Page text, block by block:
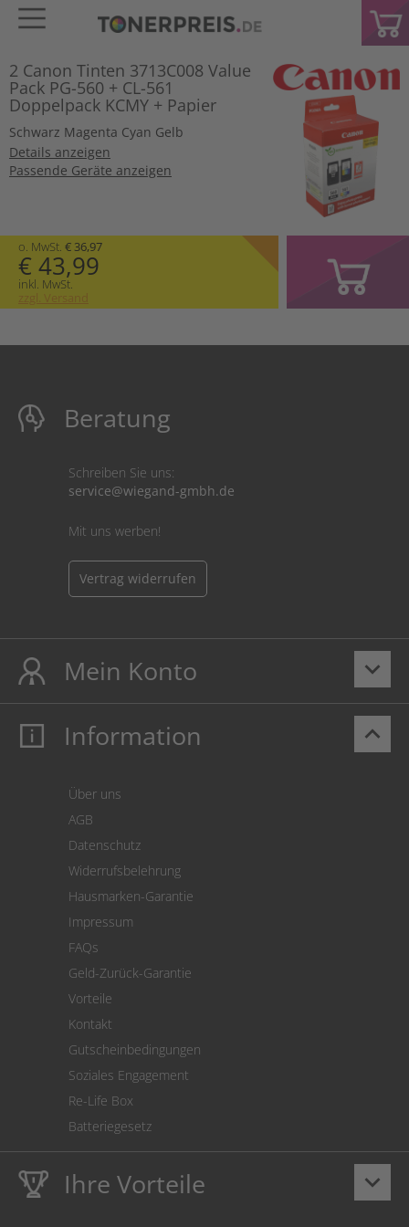
2 Canon Tinten 3713C008 Value
Pack PG-560 + CL-561
Doppelpack KCMY + Papier
Schwarz Magenta Cyan Gelb
Details anzeigen
Passende Geräte anzeigen
o. MwSt. € 36,97
€ 43,99
inkl. MwSt.
zzgl. Versand
Beratung
Schreiben Sie uns:
service@wiegand-gmbh.de
Mit uns werben!
Vertrag widerrufen
keyboard_arrow_down
Mein Konto
Mein Konto
Cookie Einstellungen
keyboard_arrow_up
Information
Über uns
AGB
Datenschutz
Widerrufsbelehrung
Hausmarken-Garantie
Impressum
FAQs
Geld-Zurück-Garantie
Vorteile
Kontakt
Gutscheinbedingungen
Soziales Engagement
Re-Life Box
Batteriegesetz
keyboard_arrow_down
Ihre Vorteile